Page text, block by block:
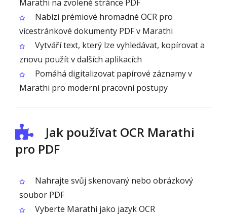
Marathi na zvolené stránce PDF
Nabízí prémiové hromadné OCR pro
vícestránkové dokumenty PDF v Marathi
Vytváří text, který lze vyhledávat, kopírovat a
znovu použít v dalších aplikacích
Pomáhá digitalizovat papírové záznamy v
Marathi pro moderní pracovní postupy
Jak používat OCR Marathi
pro PDF
Nahrajte svůj skenovaný nebo obrázkový
soubor PDF
Vyberte Marathi jako jazyk OCR